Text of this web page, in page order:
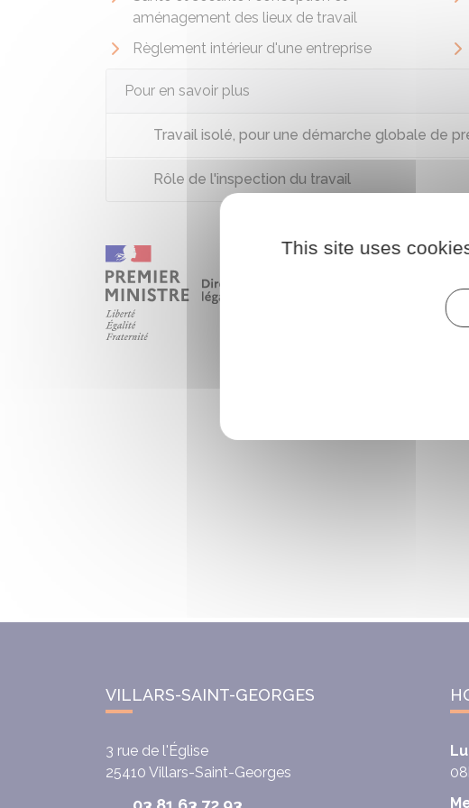
aménagement des lieux de travail
Règlement intérieur d'une entreprise
Pour en savoir plus
Travail isolé, pour une démarche globale de
Rôle de l'inspection du travail
VILLARS-SAINT-GEORGES
3 rue de l'Église
25410 Villars-Saint-Georges
This site uses